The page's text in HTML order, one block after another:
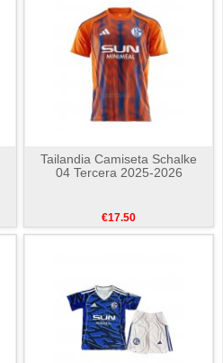
Tailandia Camiseta Schalke
04 Tercera 2025-2026
€17.50